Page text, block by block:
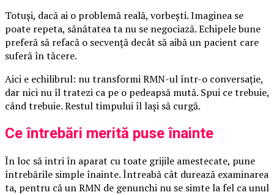
Totuși, dacă ai o problemă reală, vorbești. Imaginea se
poate repeta, sănătatea ta nu se negociază. Echipele bune
preferă să refacă o secvență decât să aibă un pacient care
suferă în tăcere.
Aici e echilibrul: nu transformi RMN-ul într-o conversație,
dar nici nu îl tratezi ca pe o pedeapsă mută. Spui ce trebuie,
când trebuie. Restul timpului îl lași să curgă.
Ce întrebări merită puse înainte
În loc să intri în aparat cu toate grijile amestecate, pune
întrebările simple înainte. Întreabă cât durează examinarea
ta, pentru că un RMN de genunchi nu se simte la fel ca unul